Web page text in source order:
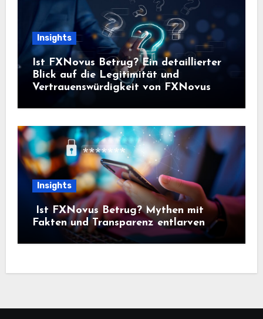
Insights
Ist FXNovus Betrug? Ein detaillierter
Blick auf die Legitimität und
Vertrauenswürdigkeit von FXNovus
Insights
Ist FXNovus Betrug? Mythen mit
Fakten und Transparenz entlarven